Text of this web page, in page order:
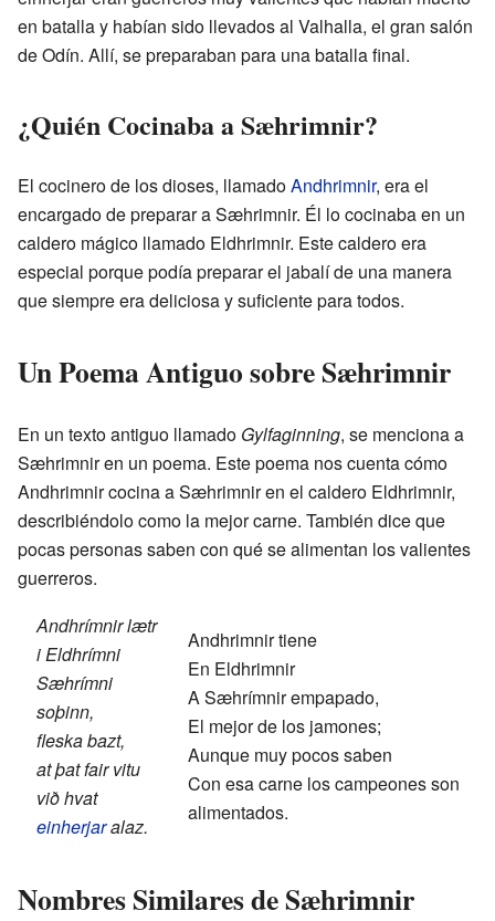
en batalla y habían sido llevados al Valhalla, el gran salón
de Odín. Allí, se preparaban para una batalla final.
¿Quién Cocinaba a Sæhrimnir?
El cocinero de los dioses, llamadoAndhrimnir, era el
encargado de preparar a Sæhrimnir. Él lo cocinaba en un
caldero mágico llamado Eldhrimnir. Este caldero era
especial porque podía preparar el jabalí de una manera
que siempre era deliciosa y suficiente para todos.
Un Poema Antiguo sobre Sæhrimnir
En un texto antiguo llamado Gylfaginning, se menciona a
Sæhrimnir en un poema. Este poema nos cuenta cómo
Andhrimnir cocina a Sæhrimnir en el caldero Eldhrimnir,
describiéndolo como la mejor carne. También dice que
pocas personas saben con qué se alimentan los valientes
guerreros.
Andhrímnir lætr
i Eldhrímni
Sæhrímni
soþinn,
fleska bazt,
at þat fair vitu
við hvat
einherjaralaz.
Andhrimnir tiene
En Eldhrimnir
A Sæhrímnir empapado,
El mejor de los jamones;
Aunque muy pocos saben
Con esa carne los campeones son
alimentados.
Nombres Similares de Sæhrimnir